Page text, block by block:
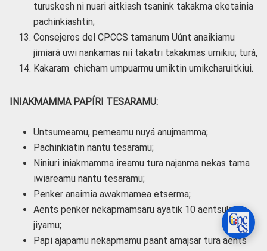
turuskesh ni nuari aitkiash tsanink takakma eketainia
pachinkiashtin;
Consejeros del CPCCS tamanum Uúnt anaikiamu
jimiará uwi nankamas nií takatri takakmas umikiu; turá,
Kakaram chicham umpuarmu umiktin umikcharuitkiui.
INIAKMAMMA PAPÍRI TESARAMU:
Untsumeamu, pemeamu nuyá anujmamma;
Pachinkiatin nantu tesaramu;
Niniuri iniakmamma ireamu tura najanma nekas tama
iwiareamu nantu tesaramu;
Penker anaimia awakmamea etserma;
Aents penker nekapmamsaru ayatik 10 aentsuk
jiyamu;
Papi ajapamu nekapmamu paant amajsar tura aents